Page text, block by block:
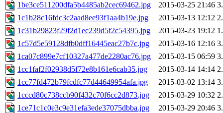
1be3ce511200dfa5b4485ab2cec69462.jpg
2015-03-25 21:46
1c1b28c16fdc3c2aad8ee93f1aa4b19e.jpg
2015-03-13 12:12
1c31b29823f29f2d1ec239d5f2c54395.jpg
2015-03-23 19:12
1c57d5e59128dfb0dff16445eac27b7c.jpg
2015-03-16 12:16
1ca07c899e7cf10327a477de2280ac76.jpg
2015-03-15 06:59
1cc1faf2f02938d5f72e8b161e6cab35.jpg
2015-03-14 14:14
1cc77fd472b79fcdfc77d44649954afa.jpg
2015-03-02 13:14
1cccd80c738ccb90f432c70f6cc2d873.jpg
2015-03-29 10:32
1ce71c1c0e3c9e31efa3ede37075dbba.jpg
2015-03-29 20:46